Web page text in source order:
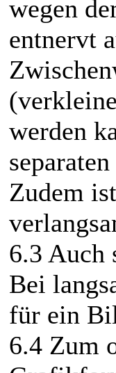
wegen
entnervt
werden
Zudem
6.3 Auch
Bei
für ein
6.4 Zum